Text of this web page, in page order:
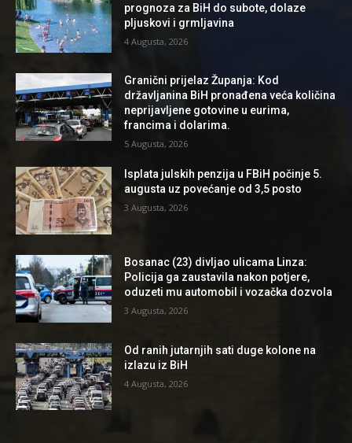
prognoza za BiH do subote, dolaze
pljuskovi i grmljavina
4 Augusta, 2026
Granični prijelaz Županja: Kod
državljanina BiH pronađena veća količina
neprijavljene gotovine u eurima,
francima i dolarima.
5 Augusta, 2026
Isplata julskih penzija u FBiH počinje 5.
augusta uz povećanje od 3,5 posto
3 Augusta, 2026
Bosanac (23) divljao ulicama Linza:
Policija ga zaustavila nakon potjere,
oduzeti mu automobil i vozačka dozvola
3 Augusta, 2026
Od ranih jutarnjih sati duge kolone na
izlazu iz BiH
4 Augusta, 2026